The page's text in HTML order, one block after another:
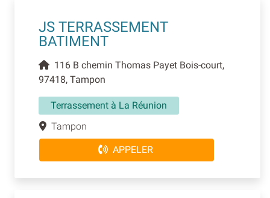
JS TERRASSEMENT
BATIMENT
116 B chemin Thomas Payet Bois-court,
97418, Tampon
Terrassement à La Réunion
Tampon
APPELER